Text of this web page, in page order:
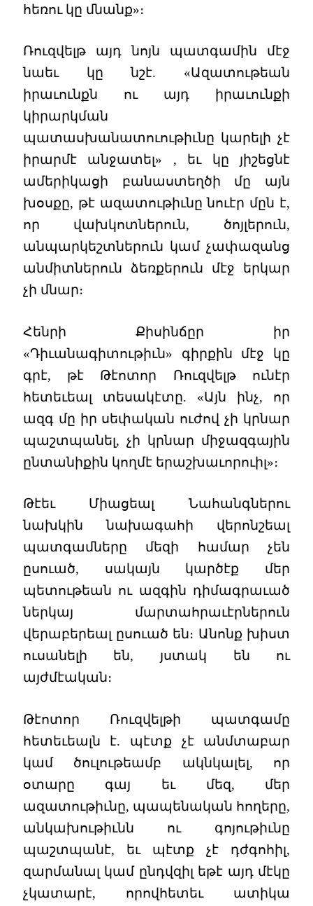
հեռու կը մնանք»։
Ռուզվելթ այդ նոյն պատգամին մէջ
նաեւ կը նշէ. «Ազատութեան
իրաւունքն ու այդ իրաւունքի
կիրարկման
պատասխանատուութիւնը կարելի չէ
իրարմէ անջատել» , եւ կը յիշեցնէ
ամերիկացի բանաստեղծի մը այն
խօսքը, թէ ազատութիւնը նուէր մըն է,
որ վախկոտներուն, ծոյլերուն,
անպարկեշտներուն կամ չափազանց
անմիտներուն ձեռքերուն մէջ երկար
չի մնար։
Հենրի Քիսինճըր իր
«Դիւանագիտութիւն» գիրքին մէջ կը
գրէ, թէ Թէոտոր Ռուզվելթ ունէր
հետեւեալ տեսակէտը. «Այն ինչ, որ
ազգ մը իր սեփական ուժով չի կրնար
պաշտպանել, չի կրնար միջազգային
ընտանիքին կողմէ երաշխաւորուիլ»։
Թէեւ Միացեալ Նահանգներու
նախկին նախագահի վերոնշեալ
պատգամները մեզի համար չեն
ըսուած, սակայն կարծէք մեր
պետութեան ու ազգին դիմագրաւած
ներկայ մարտահրաւէրներուն
վերաբերեալ ըսուած են։ Անոնք խիստ
ուսանելի են, յստակ են ու
այժմէական։
Թէոտոր Ռուզվելթի պատգամը
հետեւեալն է. պէտք չէ անմտաբար
կամ ծուլութեամբ ակնկալել, որ
օտարը գայ եւ մեզ, մեր
ազատութիւնը, պապենական հողերը,
անկախութիւնն ու գոյութիւնը
պաշտպանէ, եւ պէտք չէ դժգոհիլ,
զարմանալ կամ ընդվզիլ եթէ այդ մէկը
չկատարէ, որովհետեւ ատիկա